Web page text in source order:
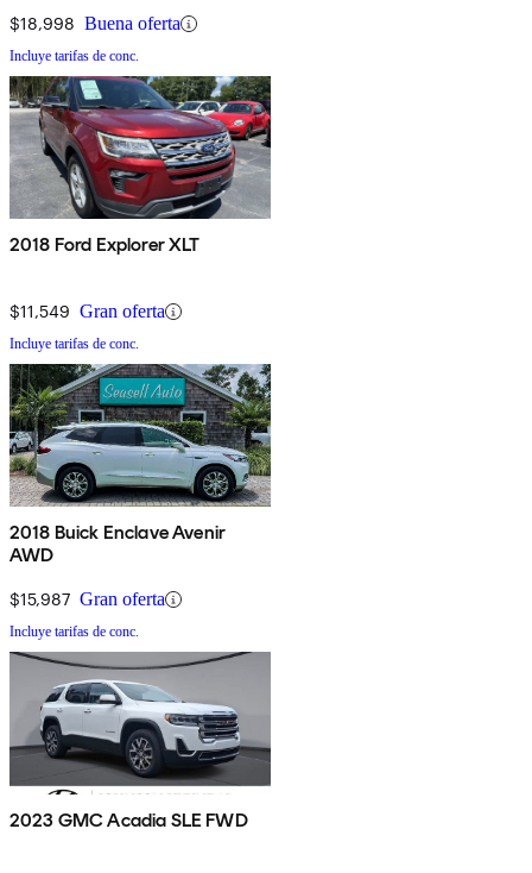
$18,998 Buena oferta
Incluye tarifas de conc.
2018 Ford Explorer XLT
$11,549 Gran oferta
Incluye tarifas de conc.
2018 Buick Enclave Avenir
AWD
$15,987 Gran oferta
Incluye tarifas de conc.
2023 GMC Acadia SLE FWD